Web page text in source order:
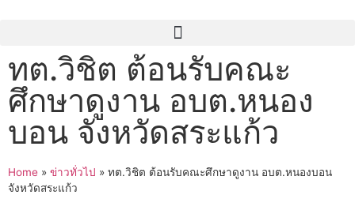
ทต.วิชิต ต้อนรับคณะ
ศึกษาดูงาน อบต.หนอง
บอน จังหวัดสระแก้ว
Home » ข่าวทั่วไป » ทต.วิชิต ต้อนรับคณะศึกษาดูงาน อบต.หนองบอน
จังหวัดสระแก้ว